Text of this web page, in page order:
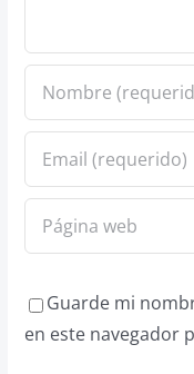
Guarde mi
en este navegador